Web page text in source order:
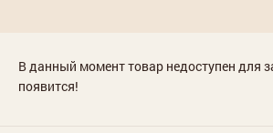
В данный момент товар недоступен для
появится!